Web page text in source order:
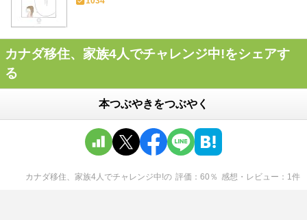
カナダ移住、家族4人でチャレンジ中!をシェアす
る
本つぶやきをつぶやく
カナダ移住、家族4人でチャレンジ中!の 評価 60 ％ 感想・レビュー 1件